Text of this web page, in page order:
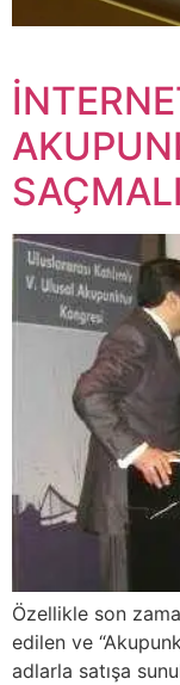
Özellikle son
edilen ve
adlarla satışa